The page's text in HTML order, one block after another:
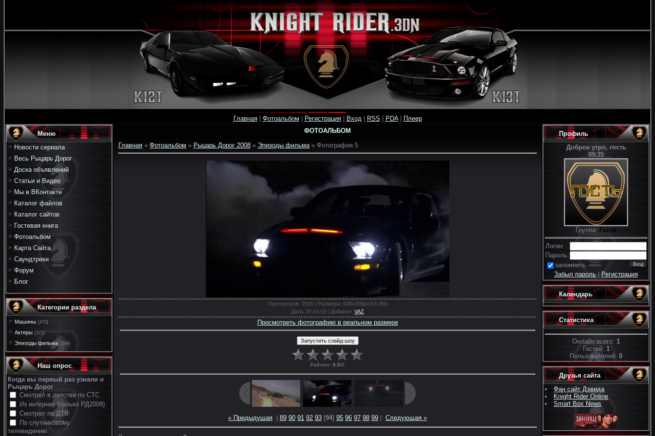
Главная| Фотоальбом Регистрация| Вход| RSS PDA| Плеер
Меню
Новости сериала
Весь Рыцарь Дорог
Доска объявлений
Статьи и Видео
Мы в ВКонтакте
Каталог файлов
Каталог сайтов
Гостевая книга
Фотоальбом
Карта Сайта
Саундтреки
Форум
Блог
Категории раздела
Машины [470]
Актеры [371]
Эпизоды фильма [299]
Наш опрос
Когда вы первый раз узнали о
Рыцарь Дорог
Смотрел в детстве по СТС
Из интернет (только РД2008)
Смотрел по ДТВ
По спутниковому
телевидению
ФОТОАЛЬБОМ
Главная » Фотоальбом » Рыцарь Дорог 2008 » Эпизоды фильма» Фотография 5
Просмотров: 2915 | Размеры: 638x359px/13.3Kb
Дата: 24.04.10 | Добавил: VAZ
Просмотреть фотографию в реальном размере
Рейтинг: 0.0/0
« Предыдущая 89 90 91 92 93 [94] 95 96 97 98 99 Следующая »
Профиль
Доброе утро, гость
09:35
Группа: Гости
Логин:
Пароль:
запомнить
Забыл пароль|Регистрация
Календарь
Статистика
Онлайн всего: 1
Гостей: 1
Пользователей: 0
Друзья сайта
Фан сайт Дэвида
Knight Rider Online
Smart Box News